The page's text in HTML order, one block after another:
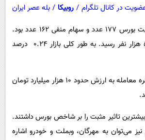
در کانال تلگرام / روبیکا / بله عصر ایران
امروز تعداد سهام مثبت بورس ۱۷۷ عدد و سهام منفی ۱۶۲ عدد بود.
تعداد خریداران به ۵۶ هزار نفر رسید. به طور کلی بازار ۰.۲۴ درصد
همچنین ۴۴۰ هزار فقره معامله به ارزش حدود ۱۰ هزار میلیارد تومان
تاثیر مثبت را بر شاخص بورس داشتند.
نیز می‌توان به مهرگان، وبملت و خودرو اشاره